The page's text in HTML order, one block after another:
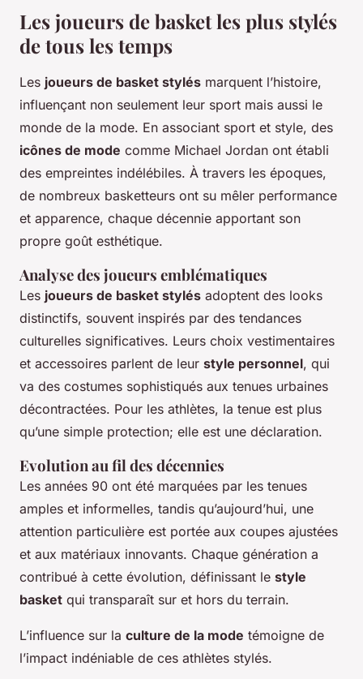
Les joueurs de basket les plus stylés
de tous les temps
Les joueurs de basket stylés marquent l’histoire,
influençant non seulement leur sport mais aussi le
monde de la mode. En associant sport et style, des
icônes de mode comme Michael Jordan ont établi
des empreintes indélébiles. À travers les époques,
de nombreux basketteurs ont su mêler performance
et apparence, chaque décennie apportant son
propre goût esthétique.
Analyse des joueurs emblématiques
Les joueurs de basket stylés adoptent des looks
distinctifs, souvent inspirés par des tendances
culturelles significatives. Leurs choix vestimentaires
et accessoires parlent de leur style personnel, qui
va des costumes sophistiqués aux tenues urbaines
décontractées. Pour les athlètes, la tenue est plus
qu’une simple protection; elle est une déclaration.
Evolution au fil des décennies
Les années 90 ont été marquées par les tenues
amples et informelles, tandis qu’aujourd’hui, une
attention particulière est portée aux coupes ajustées
et aux matériaux innovants. Chaque génération a
contribué à cette évolution, définissant le style
basket qui transparaît sur et hors du terrain.
L’influence sur la culture de la mode témoigne de
l’impact indéniable de ces athlètes stylés.